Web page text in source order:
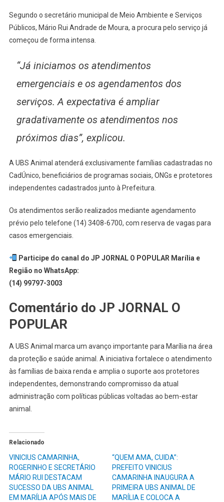
Segundo o secretário municipal de Meio Ambiente e Serviços
Públicos, Mário Rui Andrade de Moura, a procura pelo serviço já
começou de forma intensa.
“Já iniciamos os atendimentos
emergenciais e os agendamentos dos
serviços. A expectativa é ampliar
gradativamente os atendimentos nos
próximos dias”, explicou.
A UBS Animal atenderá exclusivamente famílias cadastradas no
CadÚnico, beneficiários de programas sociais, ONGs e protetores
independentes cadastrados junto à Prefeitura.
Os atendimentos serão realizados mediante agendamento
prévio pelo telefone (14) 3408-6700, com reserva de vagas para
casos emergenciais.
Participe do canal do JP JORNAL O POPULAR Marília e
Região no WhatsApp:
(14) 99797-3003
Comentário do JP JORNAL O
POPULAR
A UBS Animal marca um avanço importante para Marília na área
da proteção e saúde animal. A iniciativa fortalece o atendimento
às famílias de baixa renda e amplia o suporte aos protetores
independentes, demonstrando compromisso da atual
administração com políticas públicas voltadas ao bem-estar
animal.
Relacionado
VINICIUS CAMARINHA,
ROGERINHO E SECRETÁRIO
MÁRIO RUI DESTACAM
SUCESSO DA UBS ANIMAL
EM MARÍLIA APÓS MAIS DE
“QUEM AMA, CUIDA”:
PREFEITO VINICIUS
CAMARINHA INAUGURA A
PRIMEIRA UBS ANIMAL DE
MARÍLIA E COLOCA A